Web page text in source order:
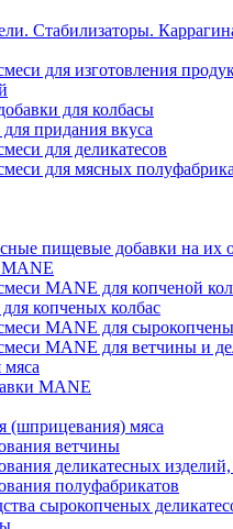
Стабилизаторы.
для изготовления
для колбасы
придания вкуса
для деликатесов
для мясных
пищевые добавки на их
MANE
MANE для копченой
копченых колбас
MANE для
MANE для ветчины и
MANE
(шприцевания) мяса
ветчины
деликатесных
полуфабрикатов
сырокопченых